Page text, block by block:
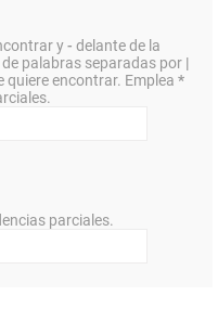
y- delante de la
palabras separadas por |
quiere encontrar. Emplea *
parciales.